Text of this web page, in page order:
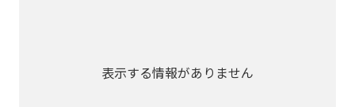
表示する情報がありません